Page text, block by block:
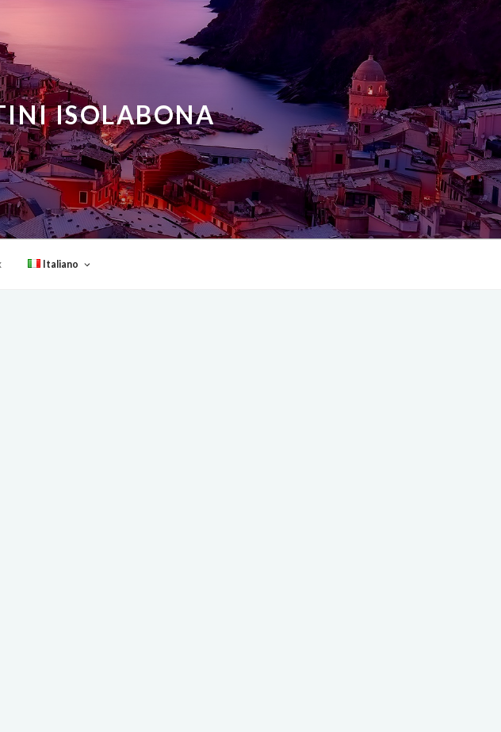
ISOLABONA
Italiano